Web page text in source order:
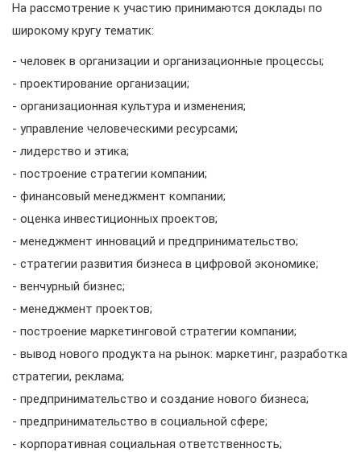
На рассмотрение к участию принимаются доклады по
широкому кругу тематик:
- человек в организации и организационные процессы;
- проектирование организации;
- организационная культура и изменения;
- управление человеческими ресурсами;
- лидерство и этика;
- построение стратегии компании;
- финансовый менеджмент компании;
- оценка инвестиционных проектов;
- менеджмент инноваций и предпринимательство;
- стратегии развития бизнеса в цифровой экономике;
- венчурный бизнес;
- менеджмент проектов;
- построение маркетинговой стратегии компании;
- вывод нового продукта на рынок: маркетинг, разработка
стратегии, реклама;
- предпринимательство и создание нового бизнеса;
- предпринимательство в социальной сфере;
- корпоративная социальная ответственность;